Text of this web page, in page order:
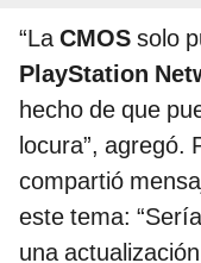
“LaCMOS solo
PlayStation
hecho de que
locura”, agregó.
compartió
este tema:
una